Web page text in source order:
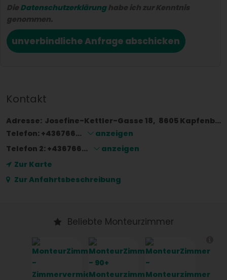
Die Datenschutzerklärunghabe ich zur Kenntnis
genommen.
unverbindliche Anfrage abschicken
Kontakt
Adresse: Josefine-Kettler-Gasse 18 8605 Kapfenberg
Telefon: +436766...
anzeigen
Telefon 2: +436766...
anzeigen
Zur Karte
Zur Anfahrtsbeschreibung
Beliebte Monteurzimmer